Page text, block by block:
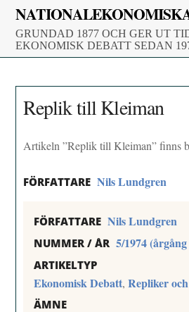
Skip
content
GRUNDAD 1877 OCH GER UT
EKONOMISK DEBATT SEDAN
Replik till Kleiman
Artikeln ”Replik till Kleiman” finns
FÖRFATTARE Nils Lundgren
FÖRFATTARE Nils Lundgren
NUMMER / ÅR 5/1974
ARTIKELTYP
Ekonomisk Debatt,Repliker
ÄMNE